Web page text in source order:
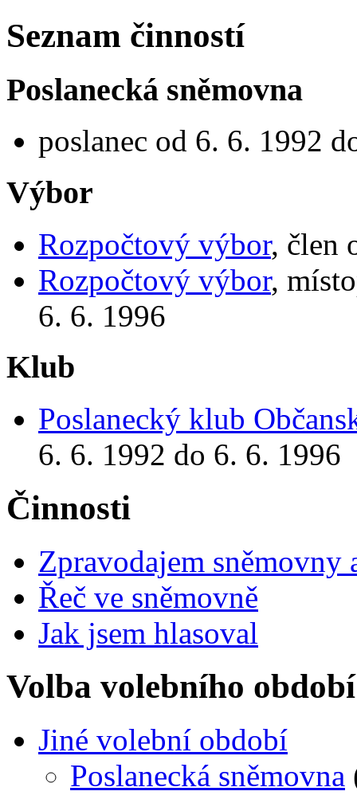
Seznam činností
Poslanecká sněmovna
poslanec od 6. 6. 1992
Výbor
Rozpočtový výbor, člen
Rozpočtový výbor,
6. 6. 1996
Klub
Poslanecký klub
6. 6. 1992 do 6. 6. 1996
Činnosti
Zpravodajem
Řeč ve sněmovně
Jak jsem hlasoval
Volba volebního období
Jiné volební období
Poslanecká sněmovna